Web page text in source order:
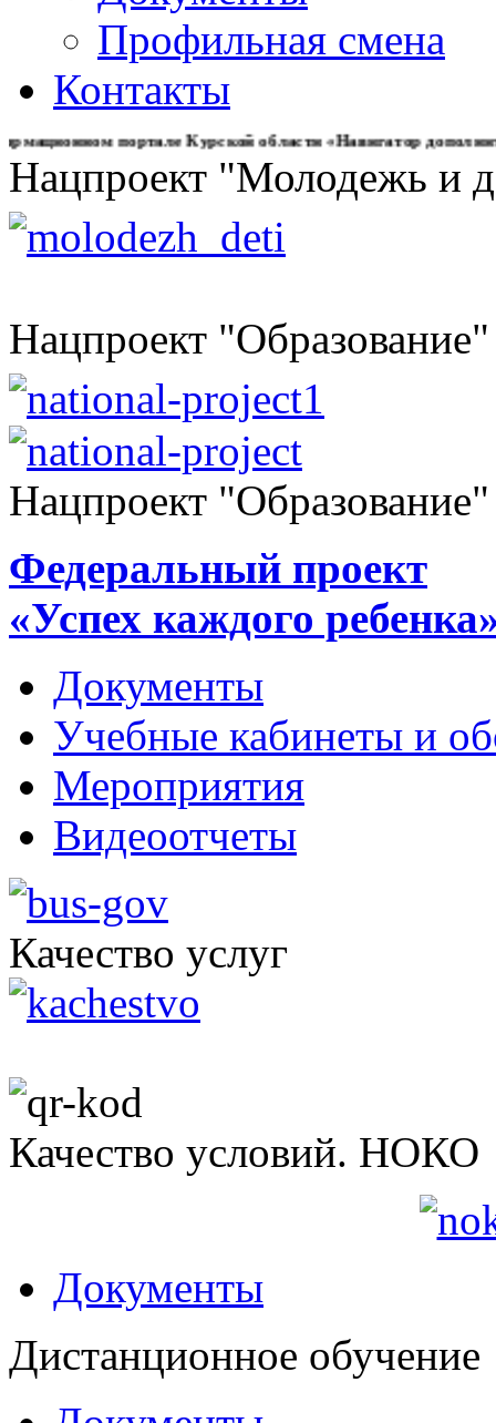
Профильная смена
Контакты
портале Курской области «Навигатор дополнительного
Нацпроект "Молодежь и
Нацпроект "Образование"
Нацпроект "Образование"
Федеральный проект
«Успех каждого
Документы
Учебные кабинеты и
Мероприятия
Видеоотчеты
Качество услуг
Качество условий. НОКО
Документы
Дистанционное обучение